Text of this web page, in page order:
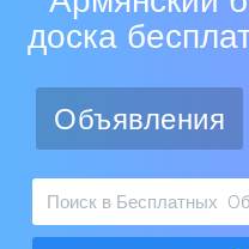
доска
Объявления